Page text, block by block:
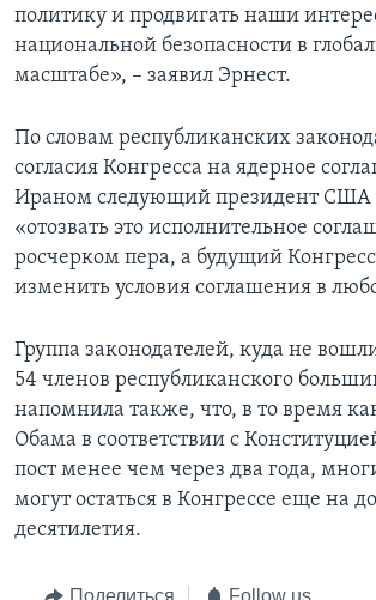
политику и продвигать наши
национальной безопасности в
масштабе», – заявил Эрнест.
По словам республиканских
согласия Конгресса на ядерное
Ираном следующий президент США
«отозвать это исполнительное
росчерком пера, а будущий
изменить условия соглашения в
Группа законодателей, куда не
54 членов республиканского
напомнила также, что, в то время
Обама в соответствии с
пост менее чем через два года,
могут остаться в Конгрессе еще на
десятилетия.